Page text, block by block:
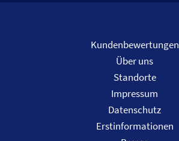
Kundenbewertungen
Über uns
Standorte
Impressum
Datenschutz
Erstinformationen